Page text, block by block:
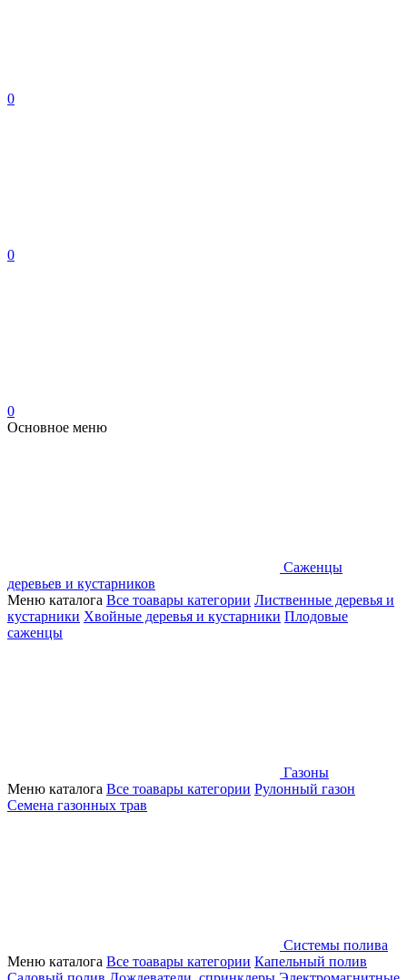
0
0
0
Основное меню
Саженцы
деревьев и кустарников
Меню каталога Все тоавары категории Лиственные деревья и
кустарники Хвойные деревья и кустарники Плодовые
саженцы
Газоны
Меню каталога Все тоавары категории Рулонный газон
Семена газонных трав
Системы полива
Меню каталога Все тоавары категории Капельный полив